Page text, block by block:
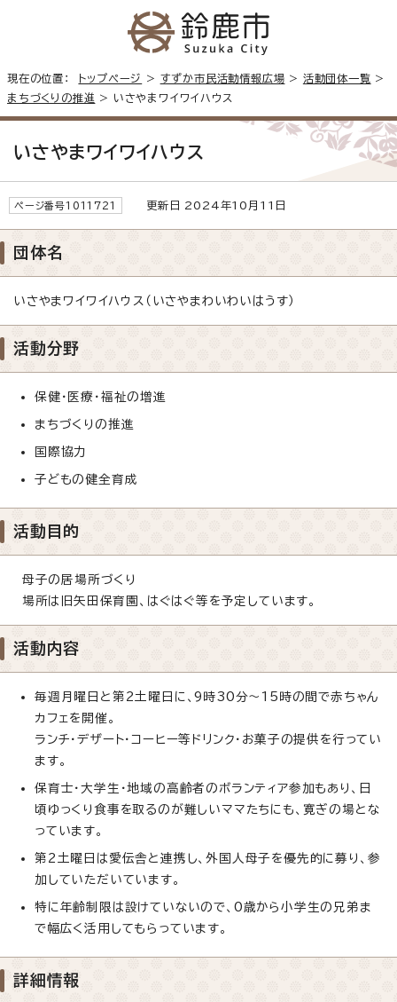
現在の位置： トップページ > すずか市民活動情報広場 > 活動団体一覧 >
まちづくりの推進 > いさやまワイワイハウス
いさやまワイワイハウス
ページ番号1011721 更新日 2024年10月11日
団体名
いさやまワイワイハウス（いさやまわいわいはうす）
活動分野
保健・医療・福祉の増進
まちづくりの推進
国際協力
子どもの健全育成
活動目的
母子の居場所づくり
場所は旧矢田保育園、はぐはぐ等を予定しています。
活動内容
毎週月曜日と第2土曜日に、9時30分～15時の間で赤ちゃん
カフェを開催。
ランチ・デザート・コーヒー等ドリンク・お菓子の提供を行ってい
ます。
保育士・大学生・地域の高齢者のボランティア参加もあり、日
頃ゆっくり食事を取るのが難しいママたちにも、寛ぎの場とな
っています。
第2土曜日は愛伝舎と連携し、外国人母子を優先的に募り、参
加していただいています。
特に年齢制限は設けていないので、0歳から小学生の兄弟ま
で幅広く活用してもらっています。
詳細情報